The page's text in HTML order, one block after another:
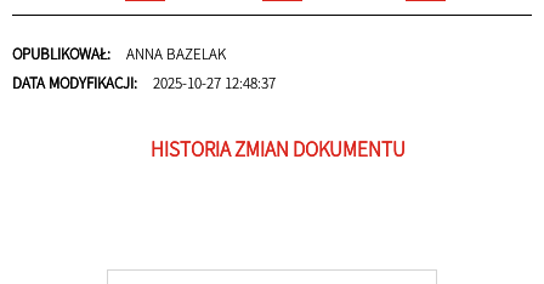
OPUBLIKOWAŁ:
ANNA BAZELAK
DATA MODYFIKACJI:
2025-10-27 12:48:37
HISTORIA ZMIAN DOKUMENTU